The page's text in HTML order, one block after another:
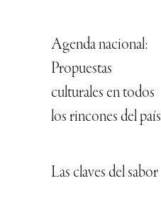
Agenda nacional:
Propuestas
culturales en todos
los rincones del país
Las claves del sabor